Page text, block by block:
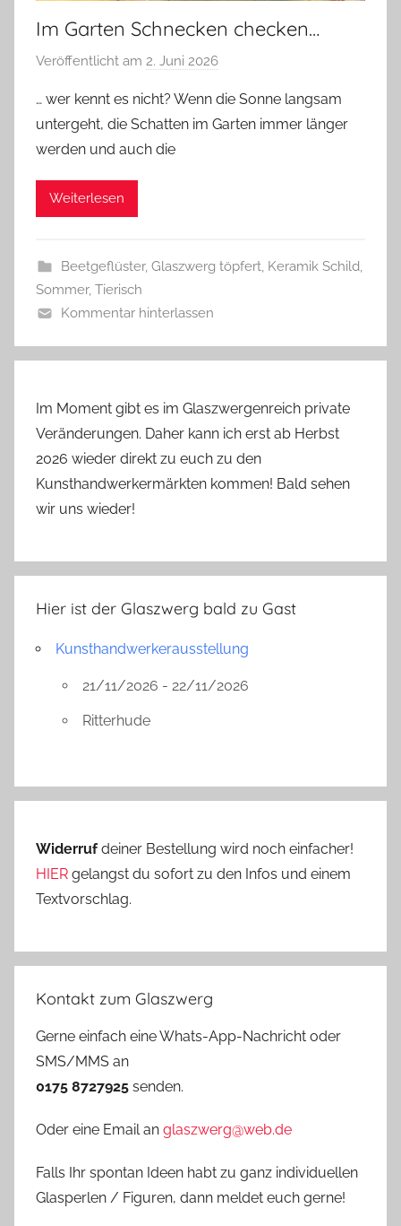
Im Garten Schnecken checken…
Veröffentlicht am 2. Juni 2026
n
G
e
… wer kennt es nicht? Wenn die Sonne langsam
untergeht, die Schatten im Garten immer länger
werden und auch die
Weiterlesen
Beetgeflüster, Glaszwerg töpfert, Keramik Schild,
Sommer, Tierisch
Kommentar hinterlassen
Im Moment gibt es im Glaszwergenreich private
Veränderungen. Daher kann ich erst ab Herbst
2026 wieder direkt zu euch zu den
Kunsthandwerkermärkten kommen! Bald sehen
wir uns wieder!
Hier ist der Glaszwerg bald zu Gast
Kunsthandwerkerausstellung
21/11/2026 - 22/11/2026
Ritterhude
Widerrufdeiner Bestellung wird noch einfacher!
HIER gelangst du sofort zu den Infos und einem
Textvorschlag.
Kontakt zum Glaszwerg
Gerne einfach eine Whats-App-Nachricht oder
SMS/MMS an
0175 8727925 senden.
Oder eine Email an glaszwerg@web.de
Falls Ihr spontan Ideen habt zu ganz individuellen
Glasperlen / Figuren, dann meldet euch gerne!